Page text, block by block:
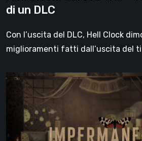
di un DLC
Con l’uscita del DLC, Hell Clock
miglioramenti fatti dall’uscita del
Impermanence:
costruire
santuario
nel